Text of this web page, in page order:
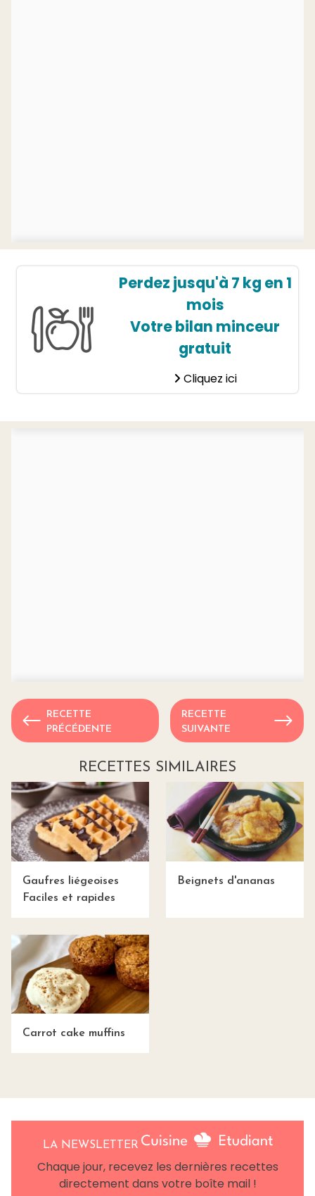
Perdez jusqu'à 7 kg en 1
mois
Votre bilan minceur
gratuit
Cliquez ici
RECETTE
PRÉCÉDENTE
RECETTE
SUIVANTE
RECETTES SIMILAIRES
Gaufres liégeoises
Faciles et rapides
Beignets d'ananas
Carrot cake muffins
LA NEWSLETTER
Chaque jour, recevez les dernières recettes
directement dans votre boîte mail !